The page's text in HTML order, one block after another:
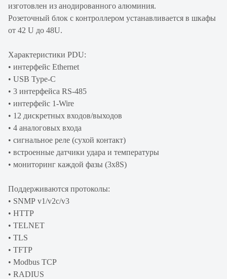
изготовлен из анодированного алюминия.
Розеточный блок с контроллером устанавливается в шкафы
от 42 U до 48U.
Характеристики PDU:
• интерфейс Ethernet
• USB Type-C
• 3 интерфейса RS-485
• интерфейс 1-Wire
• 12 дискретных входов/выходов
• 4 аналоговых входа
• сигнальное реле (сухой контакт)
• встроенные датчики удара и температуры
• мониторинг каждой фазы (3х8S)
Поддерживаются протоколы:
• SNMP v1/v2c/v3
• HTTP
• TELNET
• TLS
• TFTP
• Modbus TCP
• RADIUS